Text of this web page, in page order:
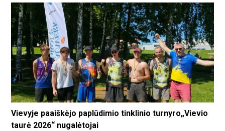
Vievyje paaiškėjo paplūdimio tinklinio turnyro„Vievio
taurė 2026“ nugalėtojai